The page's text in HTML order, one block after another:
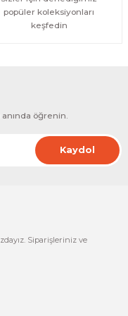
popüler koleksiyonları
keşfedin
öğrenin.
Kaydol
Siparişleriniz ve